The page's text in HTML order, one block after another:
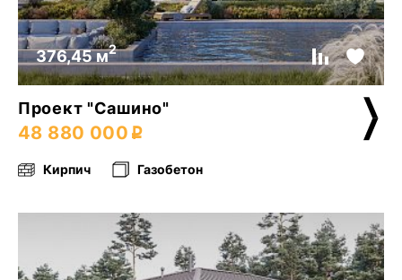
376,45 м2
Проект "Сашино"
48 880 000
Кирпич Газобетон